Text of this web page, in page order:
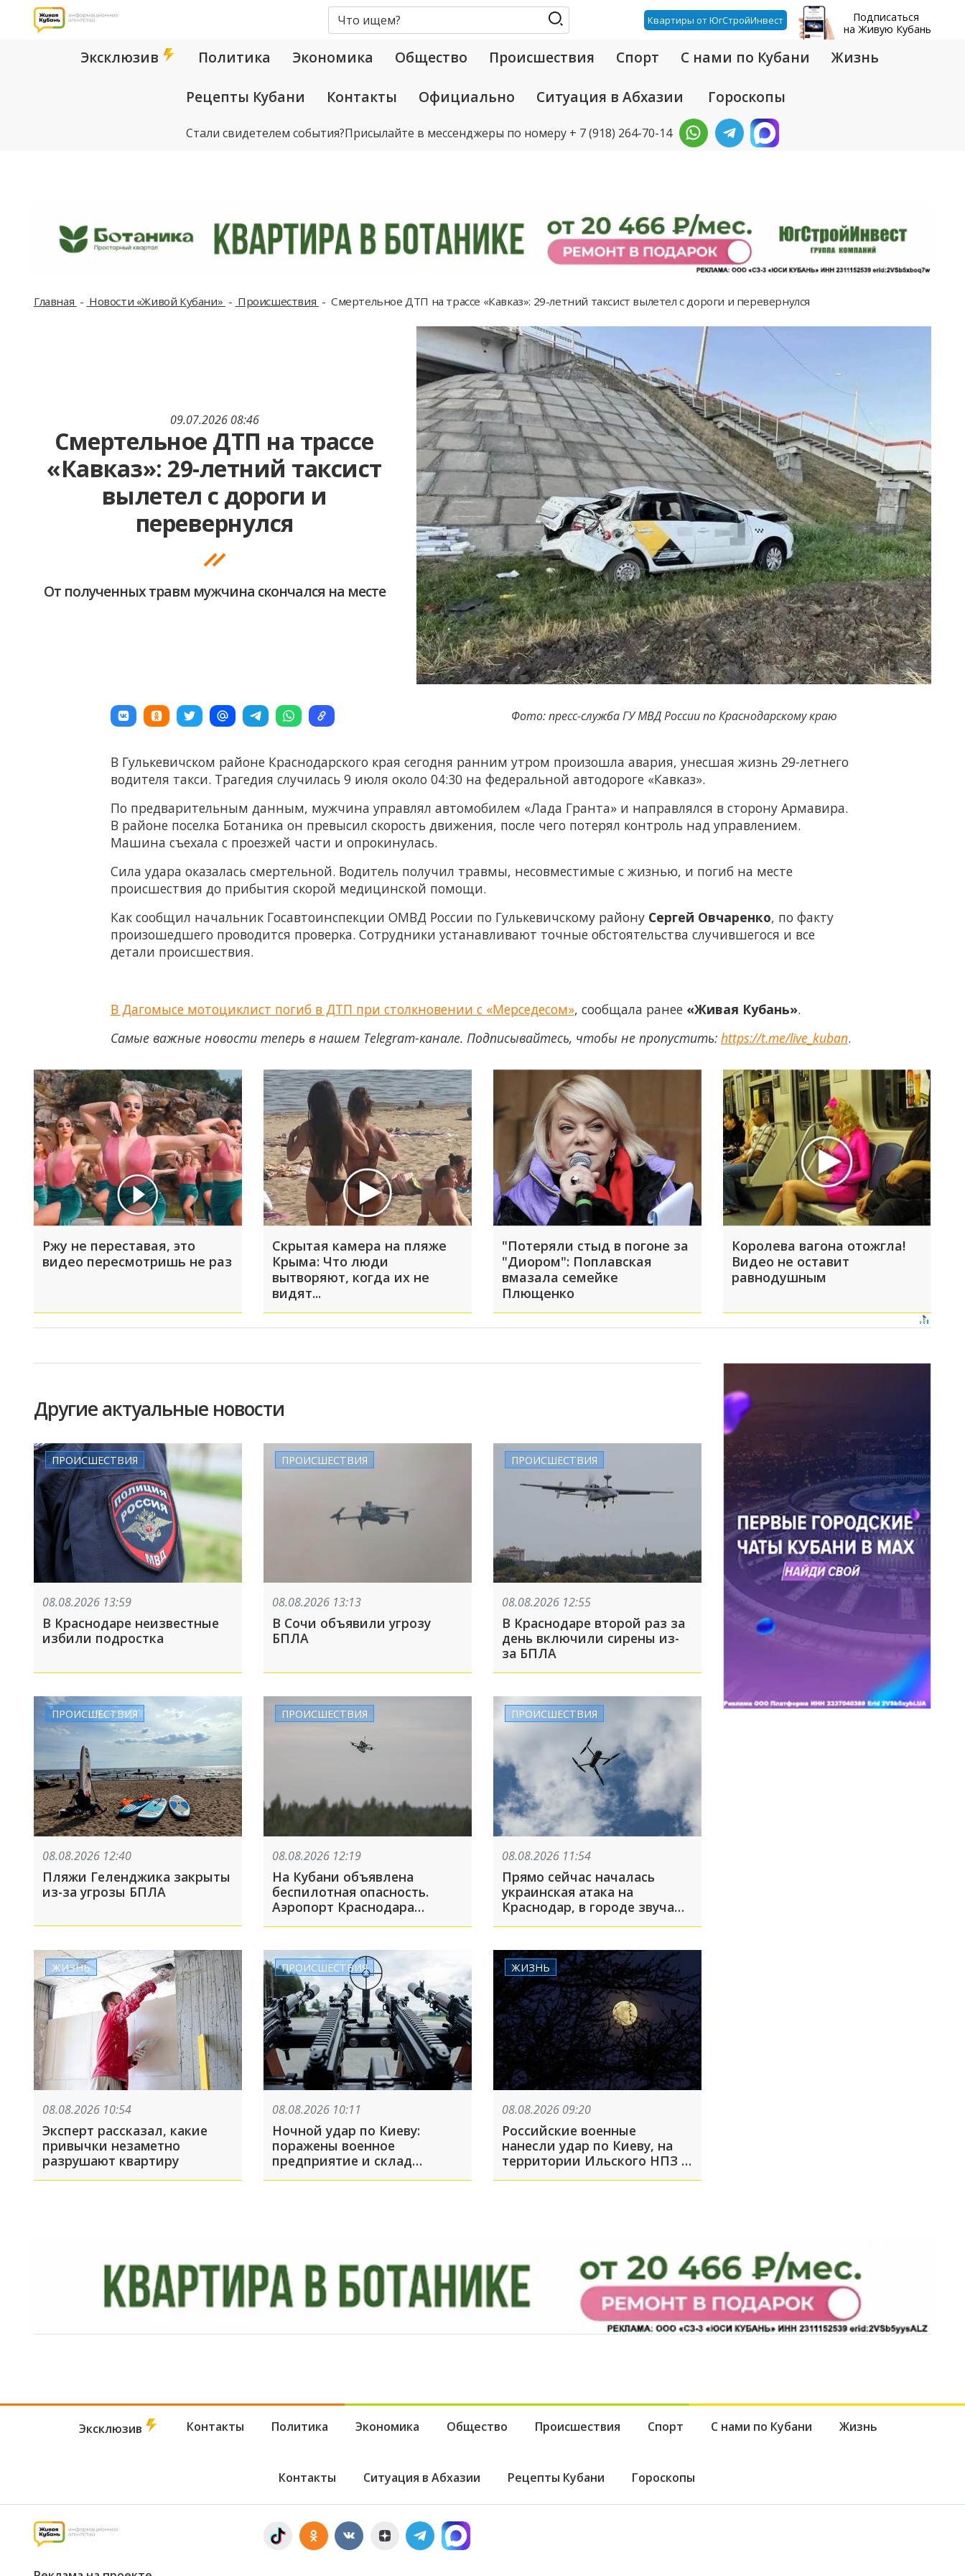
Квартиры от ЮгСтройИнвест
Подписаться
на Живую Кубань
Эксклюзив Политика Экономика Общество Происшествия Спорт С нами по Кубани Жизнь
Рецепты Кубани Контакты Официально Ситуация в Абхазии Гороскопы
Стали свидетелем события?Присылайте в мессенджеры по номеру + 7 (918) 264-70-14
Главная Новости «Живой Кубани» Происшествия Смертельное ДТП на трассе «Кавказ»: 29-летний таксист вылетел с дороги и перевернулся
09.07.2026 08:46
Смертельное ДТП на трассе
«Кавказ»: 29-летний таксист
вылетел с дороги и
перевернулся
От полученных травм мужчина скончался на месте
Фото: пресс-служба ГУ МВД России по Краснодарскому краю
В Гулькевичском районе Краснодарского края сегодня ранним утром произошла авария, унесшая жизнь 29-летнего
водителя такси. Трагедия случилась 9 июля около 04:30 на федеральной автодороге «Кавказ».
По предварительным данным, мужчина управлял автомобилем «Лада Гранта» и направлялся в сторону Армавира.
В районе поселка Ботаника он превысил скорость движения, после чего потерял контроль над управлением.
Машина съехала с проезжей части и опрокинулась.
Сила удара оказалась смертельной. Водитель получил травмы, несовместимые с жизнью, и погиб на месте
происшествия до прибытия скорой медицинской помощи.
Как сообщил начальник Госавтоинспекции ОМВД России по Гулькевичскому району Сергей Овчаренко, по факту
произошедшего проводится проверка. Сотрудники устанавливают точные обстоятельства случившегося и все
детали происшествия.
В Дагомысе мотоциклист погиб в ДТП при столкновении с «Мерседесом», сообщала ранее «Живая Кубань».
Самые важные новости теперь в нашем Telegram-канале. Подписывайтесь, чтобы не пропустить: https://t.me/live_kuban.
Ржу не переставая, это
видео пересмотришь не раз
Скрытая камера на пляже
Крыма: Что люди
вытворяют, когда их не
видят...
"Потеряли стыд в погоне за
"Диором": Поплавская
вмазала семейке
Плющенко
Королева вагона отожгла!
Видео не оставит
равнодушным
Другие актуальные новости
ПРОИСШЕСТВИЯ
08.08.2026 13:59
В Краснодаре неизвестные
избили подростка
ПРОИСШЕСТВИЯ
08.08.2026 13:13
В Сочи объявили угрозу
БПЛА
ПРОИСШЕСТВИЯ
08.08.2026 12:55
В Краснодаре второй раз за
день включили сирены из-
за БПЛА
ПРОИСШЕСТВИЯ
08.08.2026 12:40
Пляжи Геленджика закрыты
из-за угрозы БПЛА
ПРОИСШЕСТВИЯ
08.08.2026 12:19
На Кубани объявлена
беспилотная опасность.
Аэропорт Краснодара
закрыт на прием и выпуск
ПРОИСШЕСТВИЯ
08.08.2026 11:54
Прямо сейчас началась
украинская атака на
Краснодар, в городе звучали
сирены
ЖИЗНЬ
08.08.2026 10:54
Эксперт рассказал, какие
привычки незаметно
разрушают квартиру
ПРОИСШЕСТВИЯ
08.08.2026 10:11
Ночной удар по Киеву:
поражены военное
предприятие и склад
горючего
ЖИЗНЬ
08.08.2026 09:20
Российские военные
нанесли удар по Киеву, на
территории Ильского НПЗ в
Краснодарском крае из-за
Эксклюзив Контакты Политика Экономика Общество Происшествия Спорт С нами по Кубани Жизнь
Контакты Ситуация в Абхазии Рецепты Кубани Гороскопы